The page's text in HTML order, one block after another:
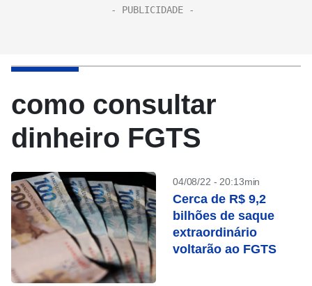
como consultar
dinheiro FGTS
04/08/22 - 20:13min
Cerca de R$ 9,2
bilhões de saque
extraordinário
voltarão ao FGTS